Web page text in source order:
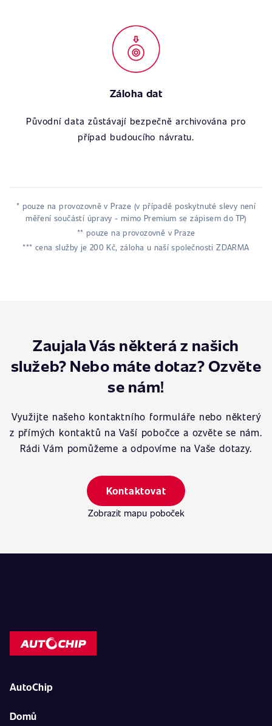
Záloha dat
Původní data zůstávají bezpečně archivována pro
případ budoucího návratu.
* pouze na provozovně v Praze (v případě poskytnuté slevy není
měření součástí úpravy - mimo Premium se zápisem do TP)
** pouze na provozovně v Praze
*** cena služby je 200 Kč, záloha u naší společnosti ZDARMA
Zaujala Vás některá z našich
služeb? Nebo máte dotaz? Ozvěte
se nám!
Využijte našeho kontaktního formuláře nebo některý
z přímých kontaktů na Vaší pobočce a ozvěte se nám.
Rádi Vám pomůžeme a odpovíme na Vaše dotazy.
Kontaktovat
Zobrazit mapu poboček
AutoChip
Domů